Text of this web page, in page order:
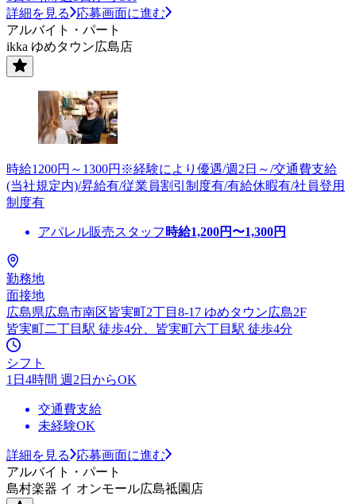
詳細を見る
応募画面に進む
アルバイト・パート
ikka ゆめタウン広島店
時給1200円～1300円※経験により優遇/週2日～/交通費支給
(当社規定内)/昇給有/従業員割引制度有/有給休暇有/社員登用
制度有
アパレル販売スタッフ 時給1,200円〜1,300円
勤務地
面接地
広島県広島市南区皆実町2丁目8-17 ゆめタウン広島2F
皆実町二丁目駅 徒歩4分、皆実町六丁目駅 徒歩4分
シフト
1日4時間 週2日からOK
交通費支給
未経験OK
詳細を見る
応募画面に進む
アルバイト・パート
島村楽器 イ オンモール広島祗園店